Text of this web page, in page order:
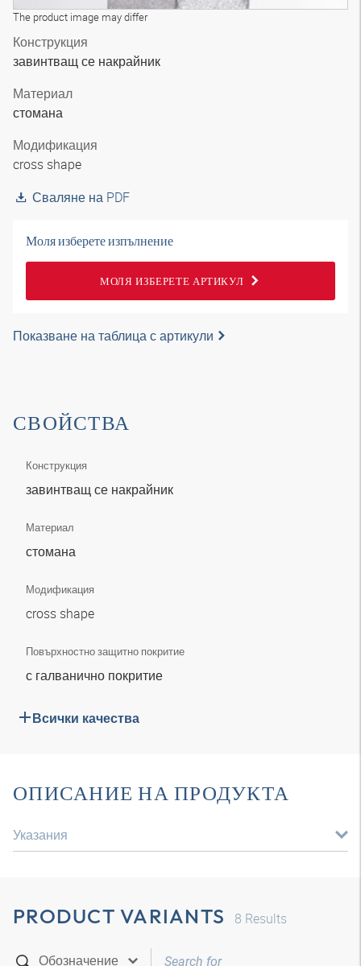
The product image may differ
Конструкция
завинтващ се накрайник
Материал
стомана
Модификация
cross shape
Сваляне на PDF
Моля изберете изпълнение
МОЛЯ ИЗБЕРЕТЕ АРТИКУЛ
Показване на таблица с артикули
СВОЙСТВА
Конструкция
завинтващ се накрайник
Материал
стомана
Модификация
cross shape
Повърхностно защитно покритие
с галванично покритие
Всички качества
ОПИСАНИЕ НА ПРОДУКТА
Указания
PRODUCT VARIANTS 8 Results